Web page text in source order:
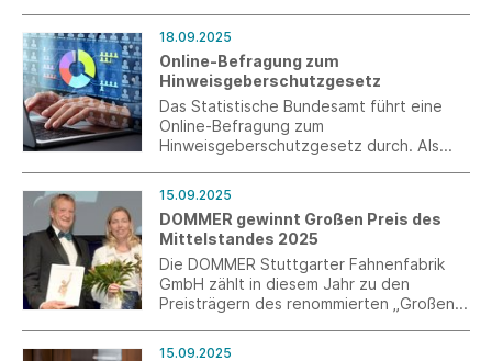
und im Zivil- und Katastrophenschutz.
18.09.2025
Online-Befragung zum
Hinweisgeberschutzgesetz
Das Statistische Bundesamt führt eine
Online-Befragung zum
Hinweisgeberschutzgesetz durch. Als
Befragung teilnehmen.
15.09.2025
DOMMER gewinnt Großen Preis des
Mittelstandes 2025
Die DOMMER Stuttgarter Fahnenfabrik
GmbH zählt in diesem Jahr zu den
Preisträgern des renommierten „Großen
15.09.2025